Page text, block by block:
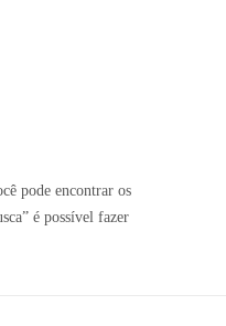
pode encontrar os
é possível fazer